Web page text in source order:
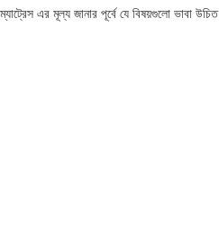
ম্যাট্রেস এর মূল্য জানার পূর্বে যে বিষয়গুলো ভাবা উচিত